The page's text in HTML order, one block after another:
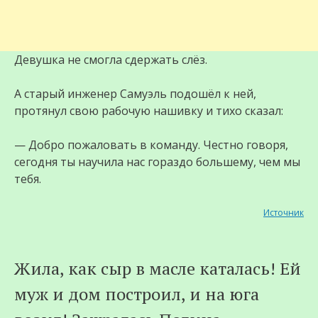
Девушка не смогла сдержать слёз.
А старый инженер Самуэль подошёл к ней,
протянул свою рабочую нашивку и тихо сказал:
— Добро пожаловать в команду. Честно говоря,
сегодня ты научила нас гораздо большему, чем мы
тебя.
Источник
Жила, как сыр в масле каталась! Ей
муж и дом построил, и на юга